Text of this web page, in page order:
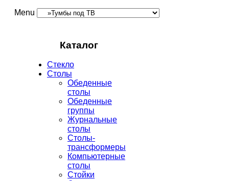
Menu
Каталог
Стекло
Столы
Обеденные
столы
Обеденные
группы
Журнальные
столы
Столы-
трансформеры
Компьютерные
столы
Стойки